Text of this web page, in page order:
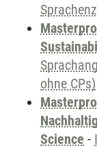
ohne CPs)
Science -